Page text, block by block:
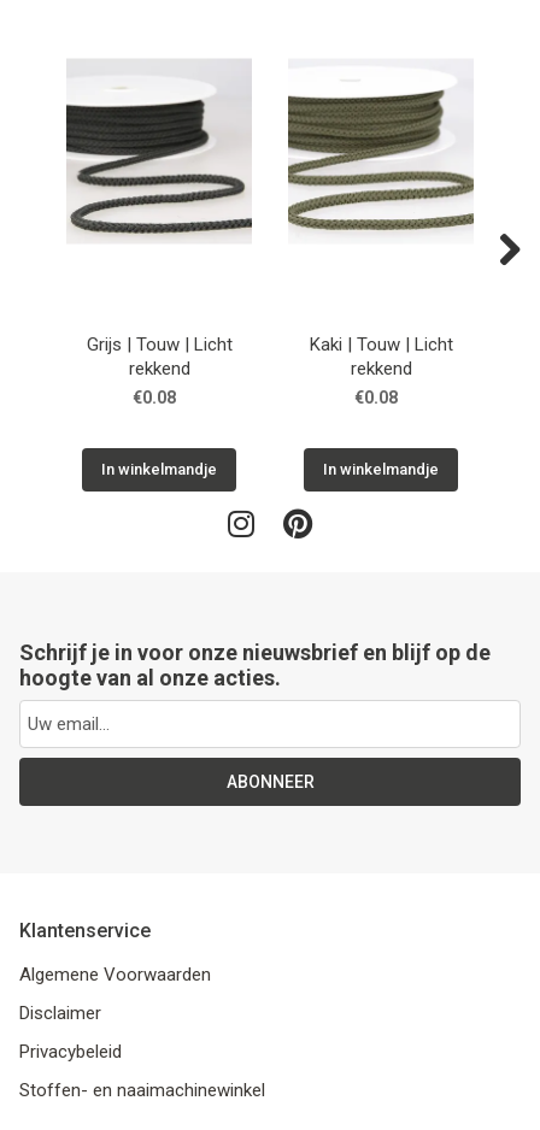
Grijs | Touw | Licht
rekkend
€0.08
In winkelmandje
Kaki | Touw | Licht
rekkend
€0.08
In winkelmandje
Schrijf je in voor onze nieuwsbrief en blijf op de
hoogte van al onze acties.
ABONNEER
Klantenservice
Algemene Voorwaarden
Disclaimer
Privacybeleid
Stoffen- en naaimachinewinkel